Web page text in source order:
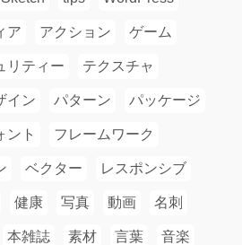
ア アクション ゲーム
リティー テクスチャ
イン パターン パッケージ
ント フレームワーク
ベクター レスポンシブ
健康 写真 動画 名刺
本雑誌 素材 言葉 音楽